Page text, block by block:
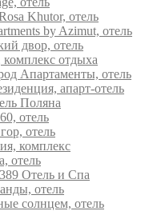
Khutor, отель
by Azimut, отель
двор, отель
комплекс отдыха
Апартаменты, отель
апарт-отель
Поляна
отель
отель
комплекс
отель
Отель и Спа
отель
солнцем, отель